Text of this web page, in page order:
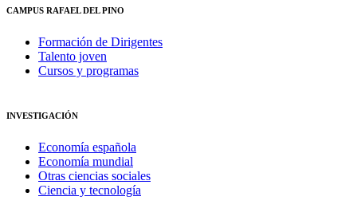
CAMPUS RAFAEL DEL PINO
Formación de Dirigentes
Talento joven
Cursos y programas
INVESTIGACIÓN
Economía española
Economía mundial
Otras ciencias sociales
Ciencia y tecnología